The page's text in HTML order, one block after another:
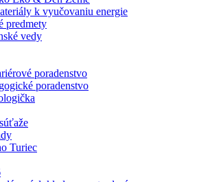
k vyučovaniu energie
predmety
vedy
poradenstvo
poradenstvo
Turiec